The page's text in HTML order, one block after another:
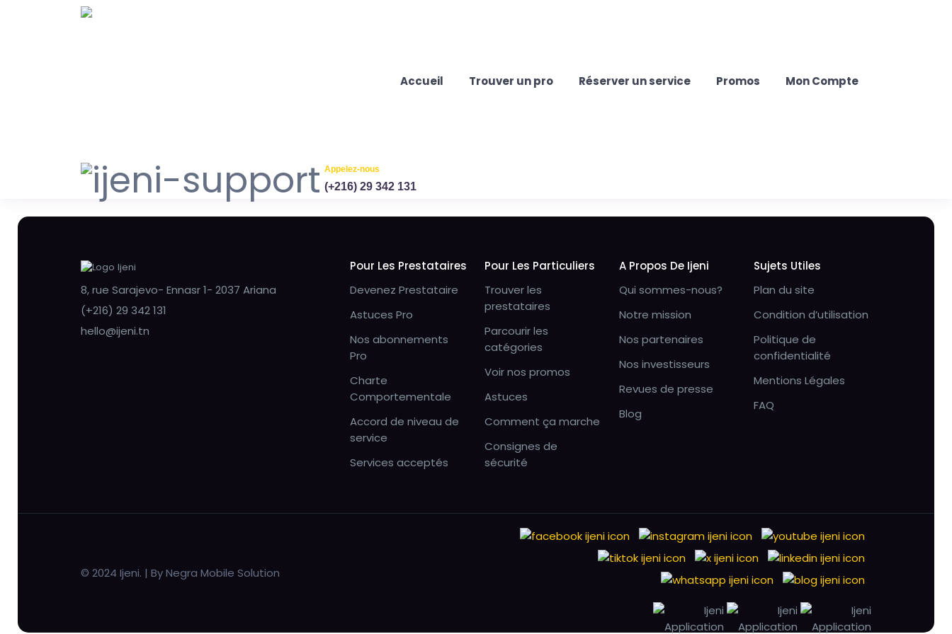
Accueil Trouver un pro Réserver un service Promos Mon Compte
Appelez-nous
(+216) 29 342 131
8, rue Sarajevo- Ennasr 1- 2037 Ariana
(+216) 29 342 131
hello@ijeni.tn
Pour Les Prestataires
Devenez Prestataire
Astuces Pro
Nos abonnements
Pro
Charte
Comportementale
Accord de niveau de
service
Services acceptés
Pour Les Particuliers
Trouver les
prestataires
Parcourir les
catégories
Voir nos promos
Astuces
Comment ça marche
Consignes de
sécurité
A Propos De Ijeni
Qui sommes-nous?
Notre mission
Nos partenaires
Nos investisseurs
Revues de presse
Blog
Sujets Utiles
Plan du site
Condition d’utilisation
Politique de
confidentialité
Mentions Légales
FAQ
© 2024 Ijeni. | By Negra Mobile Solution